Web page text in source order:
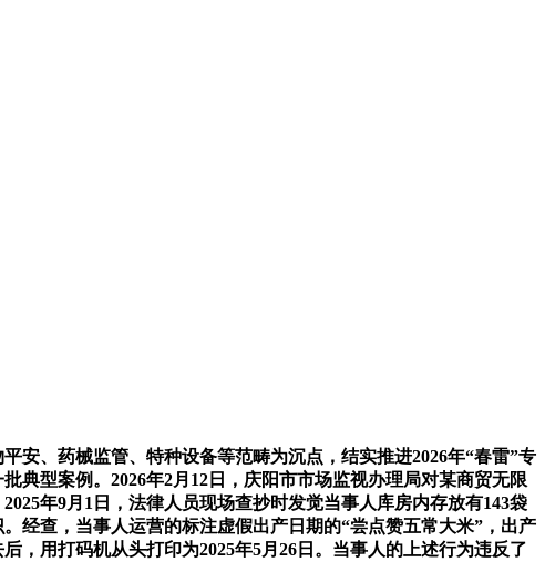
、药械监管、特种设备等范畴为沉点，结实推进2026年“春雷”专
典型案例。2026年2月12日，庆阳市市场监视办理局对某商贸无限
年9月1日，法律人员现场查抄时发觉当事人库房内存放有143袋
经查，当事人运营的标注虚假出产日期的“尝点赞五常大米”，出产
，用打码机从头打印为2025年5月26日。当事人的上述行为违反了